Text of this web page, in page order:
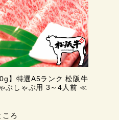
】特選A5ランク 松阪牛
ぶしゃぶ用 3～4人前 ≪
ろ